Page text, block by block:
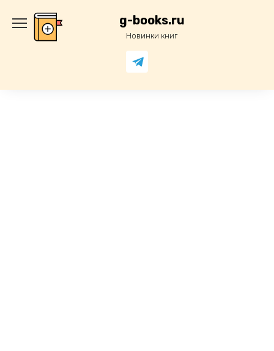
содержанию
g-books.ru
Новинки книг